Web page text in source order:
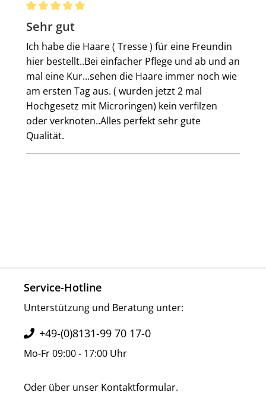
Bewertung mit 5 von 5 Sternen
Sehr gut
Ich habe die Haare ( Tresse ) für eine Freundin
hier bestellt..Bei einfacher Pflege und ab und an
mal eine Kur...sehen die Haare immer noch wie
am ersten Tag aus. ( wurden jetzt 2 mal
Hochgesetz mit Microringen) kein verfilzen
oder verknoten..Alles perfekt sehr gute
Qualität.
Service-Hotline
Unterstützung und Beratung unter:
+49-(0)8131-99 70 17-0
Mo-Fr 09:00 - 17:00 Uhr
Oder über unser Kontaktformular.